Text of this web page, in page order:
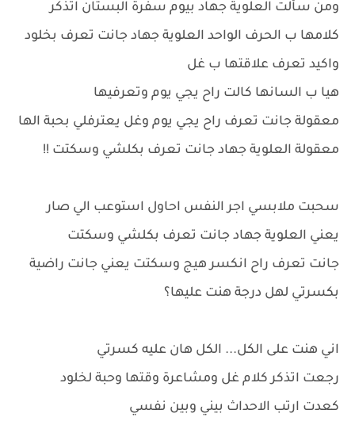
ومن سألت العلوية جهاد بيوم سفرة البستان اتذكر
كلامها ب الحرف الواحد العلوية جهاد جانت تعرف بخلود
واكيد تعرف علاقتها ب غل
هيا ب السانها كالت راح يجي يوم وتعرفيها
معقولة جانت تعرف راح يجي يوم وغل يعترفلي بحبة الها
معقولة العلوية جهاد جانت تعرف بكلشي وسكتت !!
سحبت ملابسي اجر النفس احاول استوعب الي صار
يعني العلوية جهاد جانت تعرف بكلشي وسكتت
جانت تعرف راح انكسر هيج وسكتت يعني جانت راضية
بكسرتي لهل درجة هنت عليها؟
اني هنت على الكل... الكل هان عليه كسرتي
رجعت اتذكر كلام غل ومشاعرة وقتها وحبة لخلود
كعدت ارتب الاحداث بيني وبين نفسي